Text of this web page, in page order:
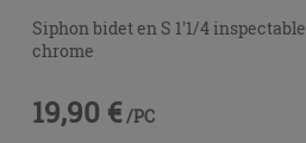
Siphon bidet en S 1'1/4 inspectable
chrome
19,90 € /PC